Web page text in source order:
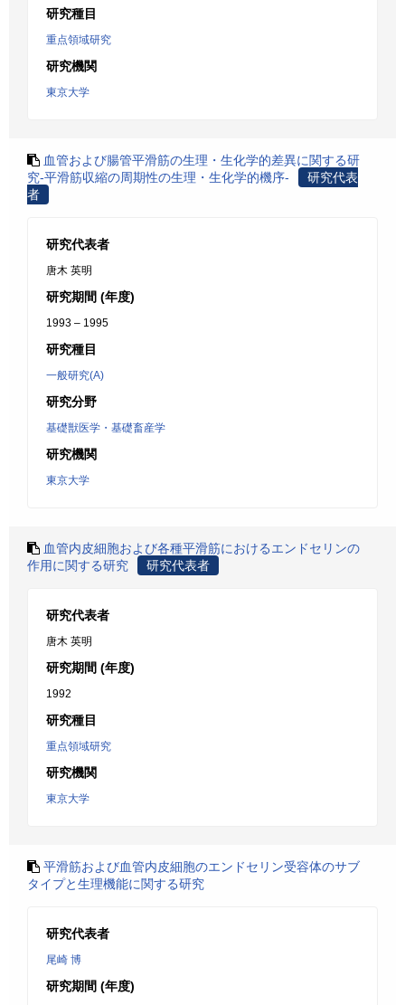
研究種目
重点領域研究
研究機関
東京大学
血管および腸管平滑筋の生理・生化学的差異に関する研
究-平滑筋収縮の周期性の生理・生化学的機序-
研究代表
者
研究代表者
唐木 英明
研究期間 (年度)
1993 – 1995
研究種目
一般研究(A)
研究分野
基礎獣医学・基礎畜産学
研究機関
東京大学
血管内皮細胞および各種平滑筋におけるエンドセリンの
作用に関する研究
研究代表者
研究代表者
唐木 英明
研究期間 (年度)
1992
研究種目
重点領域研究
研究機関
東京大学
平滑筋および血管内皮細胞のエンドセリン受容体のサブ
タイプと生理機能に関する研究
研究代表者
尾崎 博
研究期間 (年度)